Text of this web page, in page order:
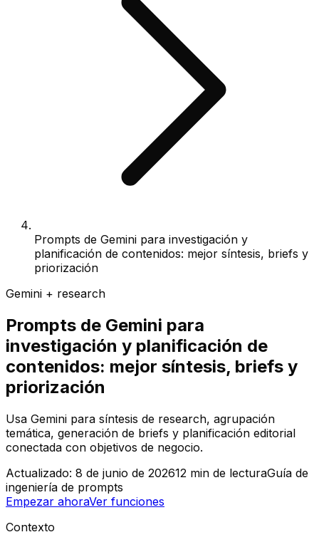
Prompts de Gemini para investigación y
planificación de contenidos: mejor síntesis, briefs y
priorización
Gemini + research
Prompts de Gemini para
investigación y planificación de
contenidos: mejor síntesis, briefs y
priorización
Usa Gemini para síntesis de research, agrupación
temática, generación de briefs y planificación editorial
conectada con objetivos de negocio.
Actualizado: 8 de junio de 202612 min de lecturaGuía de
ingeniería de prompts
Empezar ahoraVer funciones
Contexto